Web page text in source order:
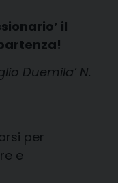
il
Duemila’ N.
per
e